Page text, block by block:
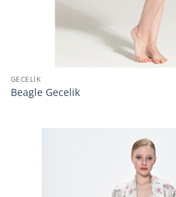
GECELIK
Beagle Gecelik